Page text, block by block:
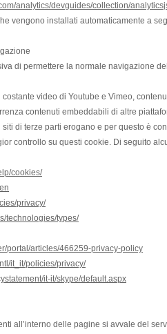
analytics/devguides/collection/
vengono installati automaticamente a
di permettere la normale navigazione
video di Youtube e Vimeo,
contenuti embeddabili di altre
di terze parti erogano e per questo è
controllo su questi cookie. Di seguito
cookies/
privacy/
technologies/types/
portal/articles/466259-privacy-policy
it_it/policies/privacy/
it-it/skype/default.aspx
all’interno delle pagine si avvale del